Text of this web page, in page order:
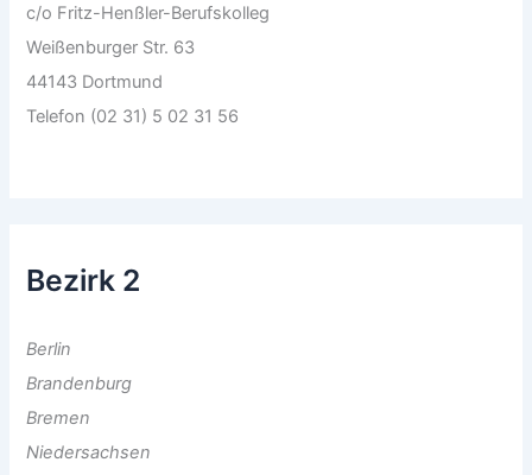
c/o Fritz-Henßler-Berufskolleg
Weißenburger Str. 63
44143 Dortmund
Telefon (02 31) 5 02 31 56
Bezirk 2
Berlin
Brandenburg
Bremen
Niedersachsen